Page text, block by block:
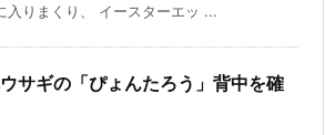
入りまくり、 イースターエッ ...
サギの「ぴょんたろう」背中を確